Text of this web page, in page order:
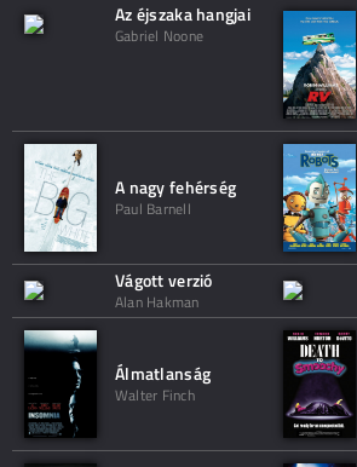
Az éjszaka hangjai
Gabriel Noone
A nagy fehérség
Paul Barnell
Vágott verzió
Alan Hakman
Álmatlanság
Walter Finch